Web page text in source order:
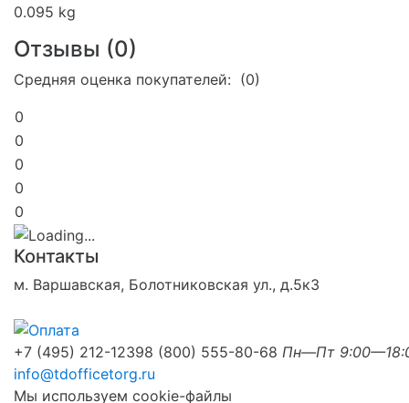
0.095 kg
Отзывы (0)
Средняя оценка покупателей: (0)
0
0
0
0
0
Контакты
м. Варшавская, Болотниковская ул., д.5к3
+7 (495) 212-12398 (800) 555-80-68 Пн—Пт
info@tdofficetorg.ru
Мы используем cookie-файлы